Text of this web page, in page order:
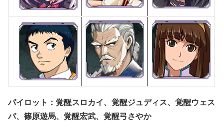
パイロット：覚醒スロカイ、覚醒ジュディス、覚醒ウェス
パ、篠原遊馬、覚醒宏武、覚醒弓さやか